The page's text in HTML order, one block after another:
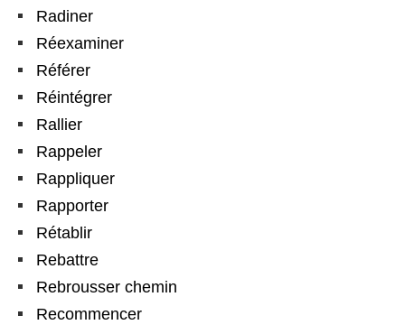
Radiner
Réexaminer
Référer
Réintégrer
Rallier
Rappeler
Rappliquer
Rapporter
Rétablir
Rebattre
Rebrousser chemin
Recommencer